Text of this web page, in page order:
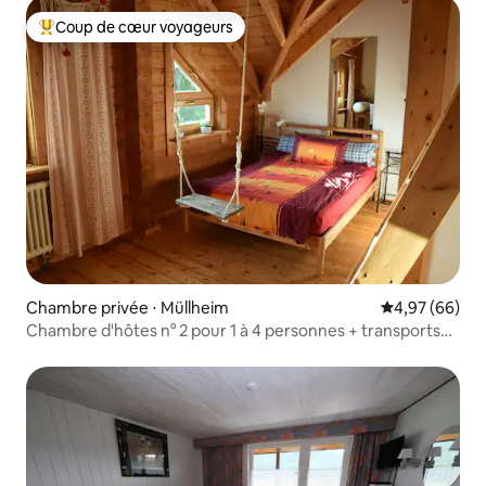
Coups de cœur voyageurs les plus appréciés
Coup de cœur voyageurs
Chambre privée ⋅ Müllheim Évaluation
4,97 (66)
Chambre d'hôtes n° 2 pour 1 à 4 personnes + transports